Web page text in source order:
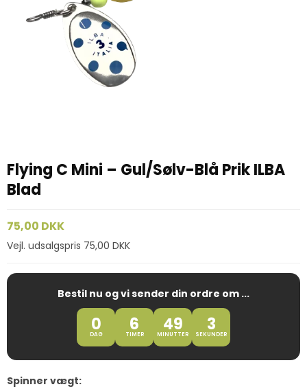
Flying C Mini – Gul/Sølv-Blå Prik ILBA
Blad
75,00 DKK
Vejl. udsalgspris 75,00 DKK
Bestil nu og vi sender din ordre om ...
0
DAG 6
TIMER 49
MINUTTER 2
SEKUNDER
Spinner vægt: